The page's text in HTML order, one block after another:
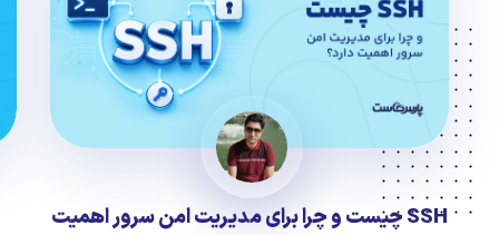
SSH چیست و چرا برای مدیریت امن سرور اهمیت